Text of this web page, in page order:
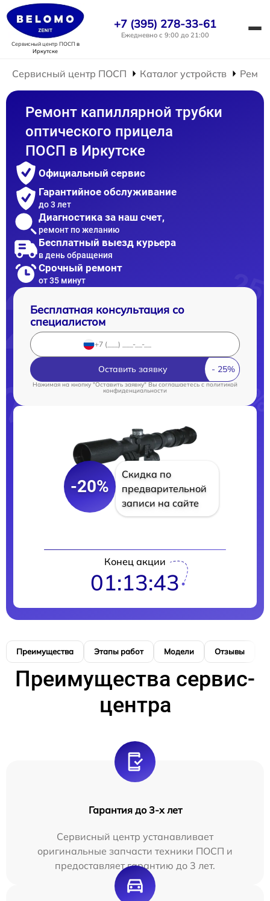
Сервисный центр ПОСПв
Иркутске
+7 (395) 278-33-61
Ежедневно с 9:00 до 21:00
Сервисный центр ПОСП Каталог устройств
Ремонт капиллярной трубки
оптического прицела
ПОСП в Иркутске
Официальный сервис
Гарантийное обслуживание
до 3 лет
Диагностика за наш счет,
ремонт по желанию
Бесплатный выезд курьера
в день обращения
Срочный ремонт
от 35 минут
Бесплатная консультация со
специалистом
Оставить заявку
Нажимая на кнопку "Оставить заявку" Вы соглашаетесь cполитикой
конфиденциальности
-20%
Скидка по
предварительной
записи на сайте
Конец акции
01:13:43
Преимущества Этапы работ Модели Отзывы
Преимущества сервис-
центра
Гарантия до 3-х лет
Сервисный центр устанавливает
оригинальные запчасти техники ПОСП и
предоставляет гарантию до 3 лет.